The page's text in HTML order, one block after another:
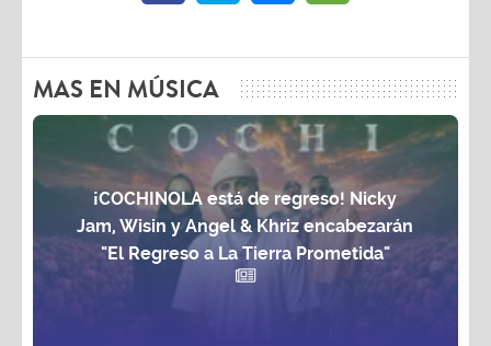
MAS EN MÚSICA
¡COCHINOLA está de regreso! Nicky
Jam, Wisin y Angel & Khriz encabezarán
"El Regreso a La Tierra Prometida"